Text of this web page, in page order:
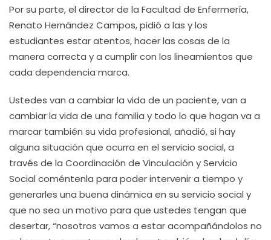
Por su parte, el director de la Facultad de Enfermería,
Renato Hernández Campos, pidió a las y los
estudiantes estar atentos, hacer las cosas de la
manera correcta y a cumplir con los lineamientos que
cada dependencia marca.
Ustedes van a cambiar la vida de un paciente, van a
cambiar la vida de una familia y todo lo que hagan va a
marcar también su vida profesional, añadió, si hay
alguna situación que ocurra en el servicio social, a
través de la Coordinación de Vinculación y Servicio
Social coméntenla para poder intervenir a tiempo y
generarles una buena dinámica en su servicio social y
que no sea un motivo para que ustedes tengan que
desertar, “nosotros vamos a estar acompañándolos no